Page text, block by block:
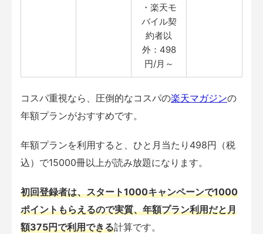
・楽天モ
バイル契
約者以
外：498
円/月～
コスパ重視なら、圧倒的なコスパの楽天マガジンの
年額プランがおすすめです。
年額プランを利用すると、ひと月当たり498円（税
込）で15000冊以上が読み放題になります。
初回登録者は、スタート1000キャンペーンで1000
ポイントもらえるので実質、年額プラン利用だと月
額375円で利用できる計算です。